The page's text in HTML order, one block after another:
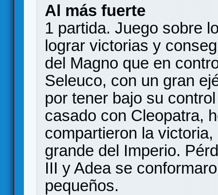
Al más fuerte
1 partida. Juego sobre
lograr victorias y
del Magno que en
Seleuco, con un gran
por tener bajo su
casado con Cleopatra,
compartieron la
grande del Imperio.
III y Adea se
pequeños.